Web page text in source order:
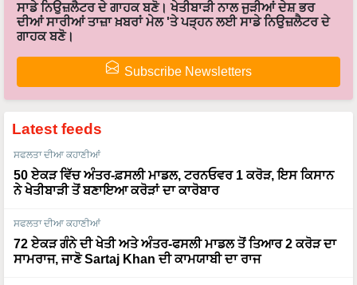
ਸਾਡੇ ਨਿਉਜ਼ਲੈਟਰ ਦੇ ਗਾਹਕ ਬਣੋ। ਖੇਤੀਬਾੜੀ ਨਾਲ ਜੁੜੀਆਂ ਦੇਸ਼ ਭਰ
ਦੀਆਂ ਸਾਰੀਆਂ ਤਾਜ਼ਾ ਖ਼ਬਰਾਂ ਮੇਲ 'ਤੇ ਪੜ੍ਹਨ ਲਈ ਸਾਡੇ ਨਿਉਜ਼ਲੈਟਰ ਦੇ
ਗਾਹਕ ਬਣੋ।
Subscribe Newsletters
Latest feeds
ਸਫਲਤਾ ਦੀਆ ਕਹਾਣੀਆਂ
50 ਏਕੜ ਵਿੱਚ ਅੰਤਰ-ਫ਼ਸਲੀ ਮਾਡਲ, ਟਰਨਓਵਰ 1 ਕਰੋੜ, ਇਸ ਕਿਸਾਨ
ਨੇ ਖੇਤੀਬਾੜੀ ਤੋਂ ਬਣਾਇਆ ਕਰੋੜਾਂ ਦਾ ਕਾਰੋਬਾਰ
ਸਫਲਤਾ ਦੀਆ ਕਹਾਣੀਆਂ
72 ਏਕੜ ਗੰਨੇ ਦੀ ਖੇਤੀ ਅਤੇ ਅੰਤਰ-ਫਸਲੀ ਮਾਡਲ ਤੋਂ ਤਿਆਰ 2 ਕਰੋੜ ਦਾ
ਸਾਮਰਾਜ, ਜਾਣੋ Sartaj Khan ਦੀ ਕਾਮਯਾਬੀ ਦਾ ਰਾਜ